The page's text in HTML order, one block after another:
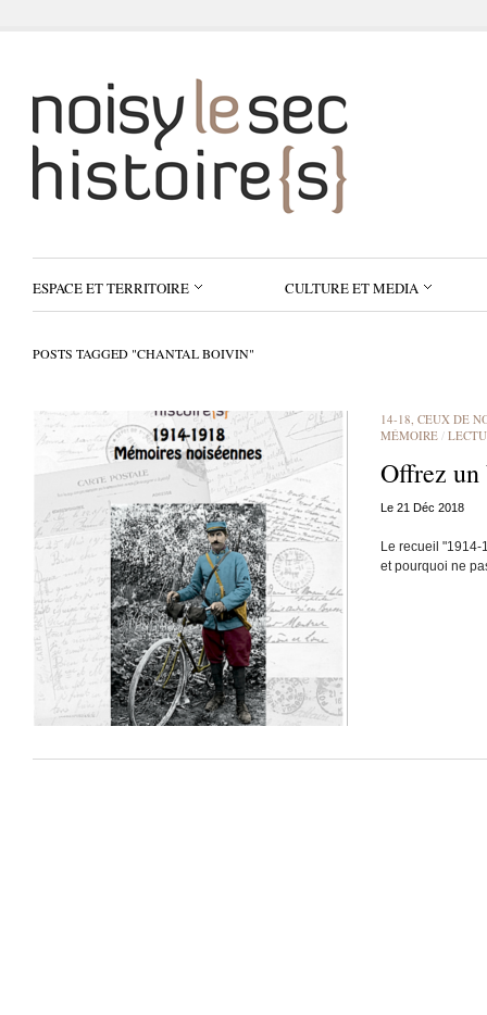
ESPACE ET TERRITOIRE CULTURE ET MEDIA
POSTS TAGGED "CHANTAL BOIVIN"
14-18, CEUX DE
MÉMOIRE /
Offrez un
Le 21 Déc 2018
Le recueil "1914-
et pourquoi ne